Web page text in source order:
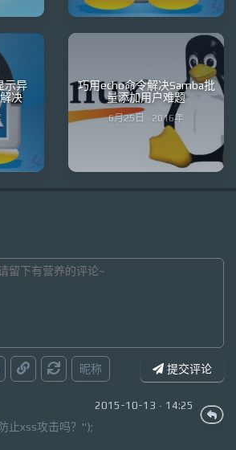
示异
决
巧用echo命令解决Samba批
量添加用户难题
6月25日 · 2016年
昵称 提交评论
2015-10-13 · 14:25
止xss攻击吗？");